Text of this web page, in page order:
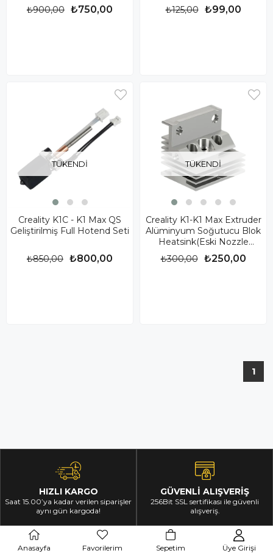
₺750,00
₺900,00 ₺99,00
₺125,00
TÜKENDI
Creality K1C - K1 Max QS
Geliştirilmiş Full Hotend Seti
₺800,00
₺850,00
TÜKENDI
Creality K1-K1 Max Extruder
Alüminyum Soğutucu Blok
Heatsink(Eski Nozzle
Uyumlu)₺250,00
₺300,00
1
HIZLI KARGO
Saat 15.00’ya kadar verilen siparişler
aynı gün kargoda!
GÜVENLİ ALIŞVERİŞ
256Bit SSL sertifikası ile güvenli
alışveriş.
Anasayfa Favorilerim Sepetim Üye Girişi